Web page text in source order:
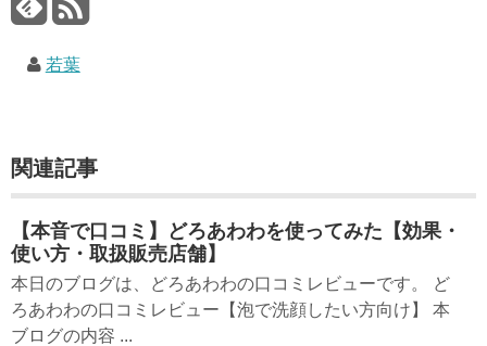
若葉
関連記事
【本音で口コミ】どろあわわを使ってみた【効果・
使い方・取扱販売店舗】
本日のブログは、どろあわわの口コミレビューです。 ど
ろあわわの口コミレビュー【泡で洗顔したい方向け】 本
ブログの内容 ...